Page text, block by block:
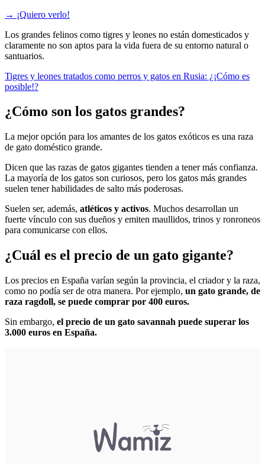
→ ¡Quiero verlo!
Los grandes felinos como tigres y leones no están domesticados y
claramente no son aptos para la vida fuera de su entorno natural o
santuarios.
Tigres y leones tratados como perros y gatos en Rusia: ¿¡Cómo es
posible!?
¿Cómo son los gatos grandes?
La mejor opción para los amantes de los gatos exóticos es una raza
de gato doméstico grande.
Dicen que las razas de gatos gigantes tienden a tener más confianza.
La mayoría de los gatos son curiosos, pero los gatos más grandes
suelen tener habilidades de salto más poderosas.
Suelen ser, además, atléticos y activos. Muchos desarrollan un
fuerte vínculo con sus dueños y emiten maullidos, trinos y ronroneos
para comunicarse con ellos.
¿Cuál es el precio de un gato gigante?
Los precios en España varían según la provincia, el criador y la raza,
como no podía ser de otra manera. Por ejemplo, un gato grande, de
raza ragdoll, se puede comprar por 400 euros.
Sin embargo, el precio de un gato savannah puede superar los
3.000 euros en España.